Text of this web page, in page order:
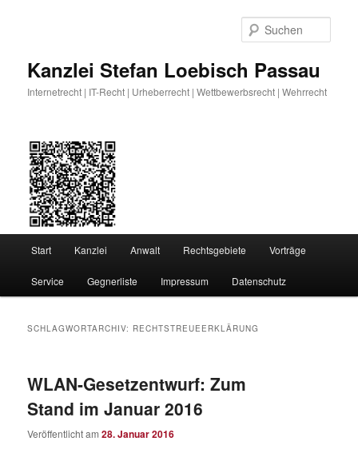
Kanzlei Stefan Loebisch Passau
Internetrecht | IT-Recht | Urheberrecht | Wettbewerbsrecht | Wehrrecht
Start Kanzlei Anwalt Rechtsgebiete Vorträge
Service Gegnerliste Impressum Datenschutz
SCHLAGWORTARCHIV: RECHTSTREUEERKLÄRUNG
WLAN-Gesetzentwurf: Zum
Stand im Januar 2016
Veröffentlicht am28. Januar 2016